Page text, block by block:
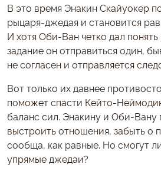
В это время Энакин Скайуокер
рыцаря-джедая и становится
И хотя Оби-Ван четко дал понять
задание он отправиться один,
не согласен и отправляется
Вот только их давнее
поможет спасти Кейто-
баланс сил. Энакину и Оби-Вану
выстроить отношения, забыть о
сообща, как равные. Но смогут
упрямые джедаи?